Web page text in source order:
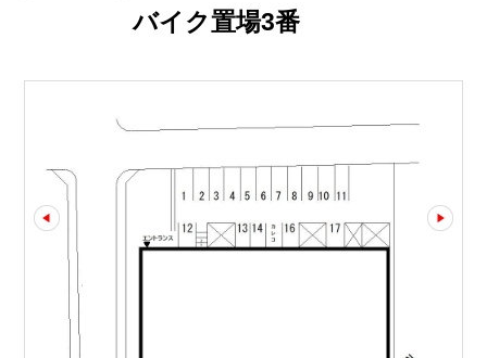
バイク置場3番
prev next